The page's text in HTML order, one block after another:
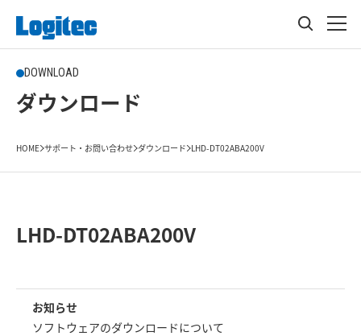
DOWNLOAD
ダウンロード
HOME サポート・お問い合わせ ダウンロード LHD-DT02ABA200V
LHD-DT02ABA200V
お知らせ
ソフトウェアのダウンロードについて